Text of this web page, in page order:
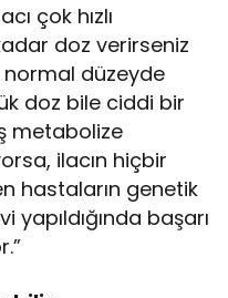
çok hızlı
doz verirseniz
normal düzeyde
doz bile ciddi bir
metabolize
ilacın hiçbir
hastaların genetik
başarı